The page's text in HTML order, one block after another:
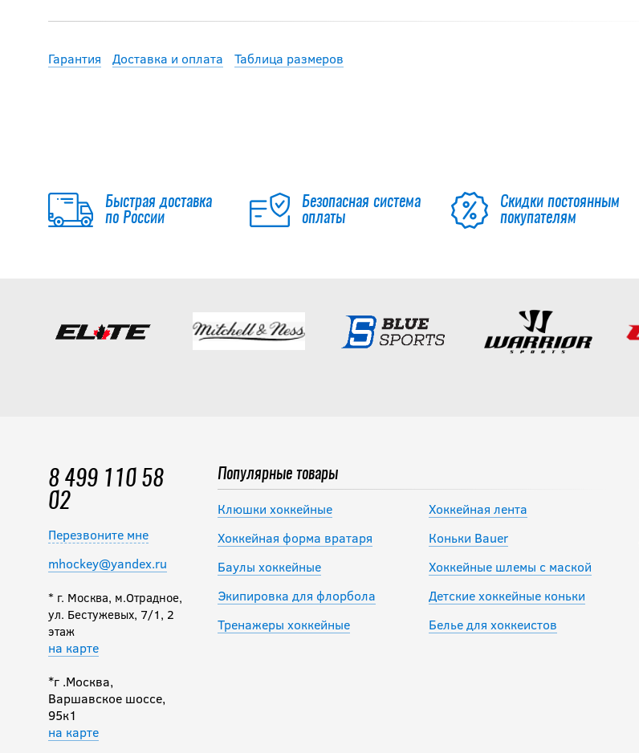
Гарантия Доставка и оплата Таблица размеров
Быстрая доставка
по России
Безопасная система
оплаты
Скидки постоянным
покупателям
8 499 110 58
02
Перезвоните мне
mhockey@yandex.ru
* г. Москва, м.Отрадное,
ул. Бестужевых, 7/1, 2
этаж
на карте
*г .Москва,
Варшавское шоссе,
95к1
на карте
Популярные товары
Клюшки хоккейные
Хоккейная форма вратаря
Баулы хоккейные
Экипировка для флорбола
Тренажеры хоккейные
Хоккейная лента
Коньки Bauer
Хоккейные шлемы с маской
Детские хоккейные коньки
Белье для хоккеистов